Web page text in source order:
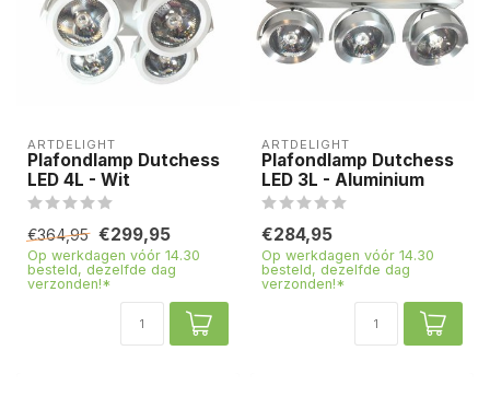
ARTDELIGHT
Plafondlamp Dutchess
LED 4L - Wit
€364,95 €299,95
Op werkdagen vóór 14.30
besteld, dezelfde dag
verzonden!*
ARTDELIGHT
Plafondlamp Dutchess
LED 3L - Aluminium
€284,95
Op werkdagen vóór 14.30
besteld, dezelfde dag
verzonden!*